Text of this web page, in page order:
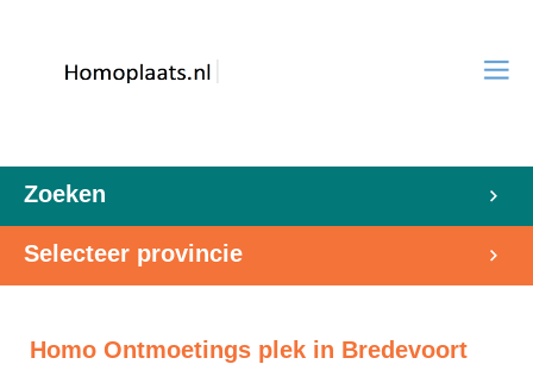
Zoeken
Selecteer provincie
Homo Ontmoetings plek in Bredevoort